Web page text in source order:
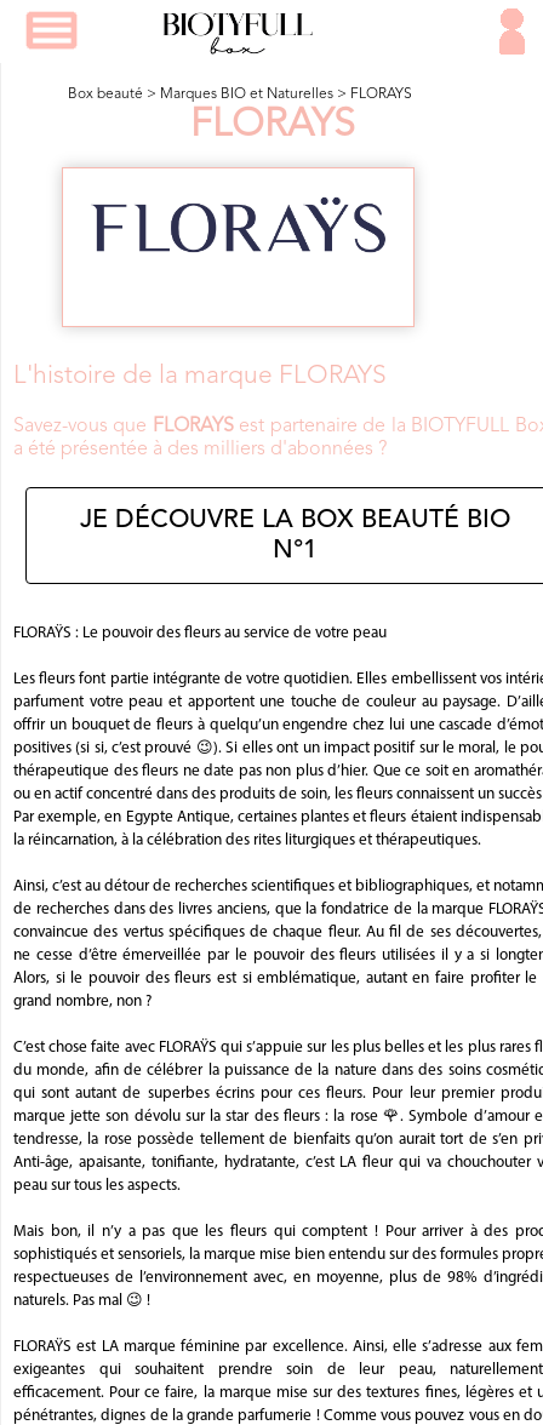
Box beauté > Marques BIO et Naturelles > FLORAYS
FLORAYS
L'histoire de la marque FLORAYS
Savez-vous que FLORAYSest partenaire de la BIOTYFULL
a été présentée à des milliers d'abonnées ?
JE DÉCOUVRE LA BOX BEAUTÉ BIO
N°1
FLORAŸS : Le pouvoir des fleurs au service de votre peau
Les fleurs font partie intégrante de votre quotidien. Elles embellissent vos
parfument votre peau et apportent une touche de couleur au paysage.
offrir un bouquet de fleurs à quelqu’un engendre chez lui une cascade
positives (si si, c’est prouvé 😉). Si elles ont un impact positif sur le moral, le
thérapeutique des fleurs ne date pas non plus d’hier. Que ce soit en
ou en actif concentré dans des produits de soin, les fleurs connaissent un
Par exemple, en Egypte Antique, certaines plantes et fleurs étaient
la réincarnation, à la célébration des rites liturgiques et thérapeutiques.
Ainsi, c’est au détour de recherches scientifiques et bibliographiques, et
de recherches dans des livres anciens, que la fondatrice de la marque
convaincue des vertus spécifiques de chaque fleur. Au fil de ses
ne cesse d’être émerveillée par le pouvoir des fleurs utilisées il y a si
Alors, si le pouvoir des fleurs est si emblématique, autant en faire profiter le
grand nombre, non ?
C’est chose faite avec FLORAŸS qui s’appuie sur les plus belles et les plus rares
du monde, afin de célébrer la puissance de la nature dans des soins
qui sont autant de superbes écrins pour ces fleurs. Pour leur premier
marque jette son dévolu sur la star des fleurs : la rose 🌹. Symbole d’amour
tendresse, la rose possède tellement de bienfaits qu’on aurait tort de s’en
Anti-âge, apaisante, tonifiante, hydratante, c’est LA fleur qui va chouchouter
peau sur tous les aspects.
Mais bon, il n’y a pas que les fleurs qui comptent ! Pour arriver à des
sophistiqués et sensoriels, la marque mise bien entendu sur des formules
respectueuses de l’environnement avec, en moyenne, plus de 98%
naturels. Pas mal 😉 !
FLORAŸS est LA marque féminine par excellence. Ainsi, elle s’adresse aux
exigeantes qui souhaitent prendre soin de leur peau,
efficacement. Pour ce faire, la marque mise sur des textures fines, légères et
pénétrantes, dignes de la grande parfumerie ! Comme vous pouvez vous en